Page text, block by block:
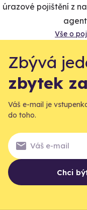
úrazové pojištění z
Vše o
Zbývá
zbytek
Váš e-mail je
do toho.
Chci